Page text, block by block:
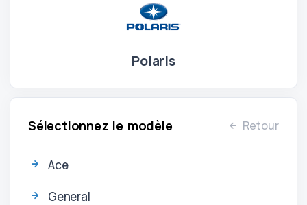
Polaris
Sélectionnez le modèle Retour
Ace
General